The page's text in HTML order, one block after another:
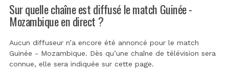
Sur quelle chaîne est diffusé le match Guinée -
Mozambique en direct ?
Aucun diffuseur n’a encore été annoncé pour le match
Guinée - Mozambique. Dès qu’une chaîne de télévision sera
connue, elle sera indiquée sur cette page.